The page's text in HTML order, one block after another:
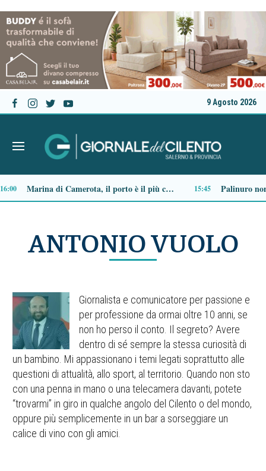
9 Agosto 2026
Ordigno bellico riaffiora in un terreno di Battipaglia: scatta la messa in sicurezza 09:01
ANTONIO VUOLO
Giornalista e comunicatore per passione e
per professione da ormai oltre 10 anni, se
non ho perso il conto. Il segreto? Avere
dentro di sé sempre la stessa curiosità di
un bambino. Mi appassionano i temi legati soprattutto alle
questioni di attualità, allo sport, al territorio. Quando non sto
con una penna in mano o una telecamera davanti, potete
“trovarmi” in giro in qualche angolo del Cilento o del mondo,
oppure più semplicemente in un bar a sorseggiare un
calice di vino con gli amici.